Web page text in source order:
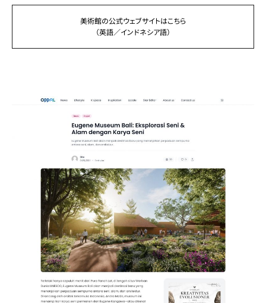
美術館の公式ウェブサイトはこちら
（英語／インドネシア語）